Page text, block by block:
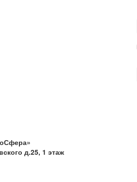
д.25, 1 этаж